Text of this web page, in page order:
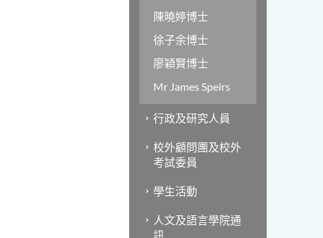
陳曉婷博士
徐子余博士
廖穎賢博士
Mr James Speirs
行政及研究人員
校外顧問團及校外
考試委員
學生活動
人文及語言學院通
訊